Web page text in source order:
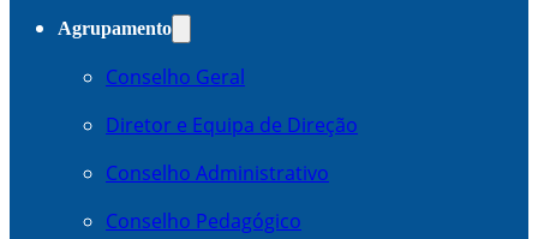
Agrupamento
Conselho Geral
Diretor e Equipa de Direção
Conselho Administrativo
Conselho Pedagógico